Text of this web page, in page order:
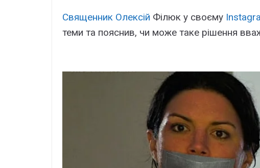
Священник Олексій Філюк у своєму
теми та пояснив, чи може таке рішення